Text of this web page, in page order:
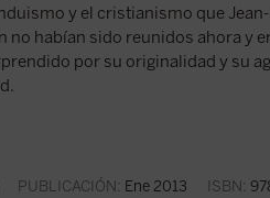
y el cristianismo que
no habían sido reunidos ahora y
por su originalidad y su
PUBLICACIÓN: Ene 2013 ISBN: